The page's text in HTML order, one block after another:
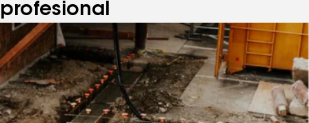
profesional